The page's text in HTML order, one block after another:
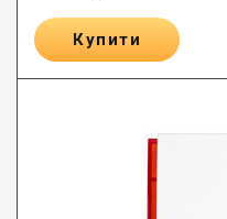
Купити